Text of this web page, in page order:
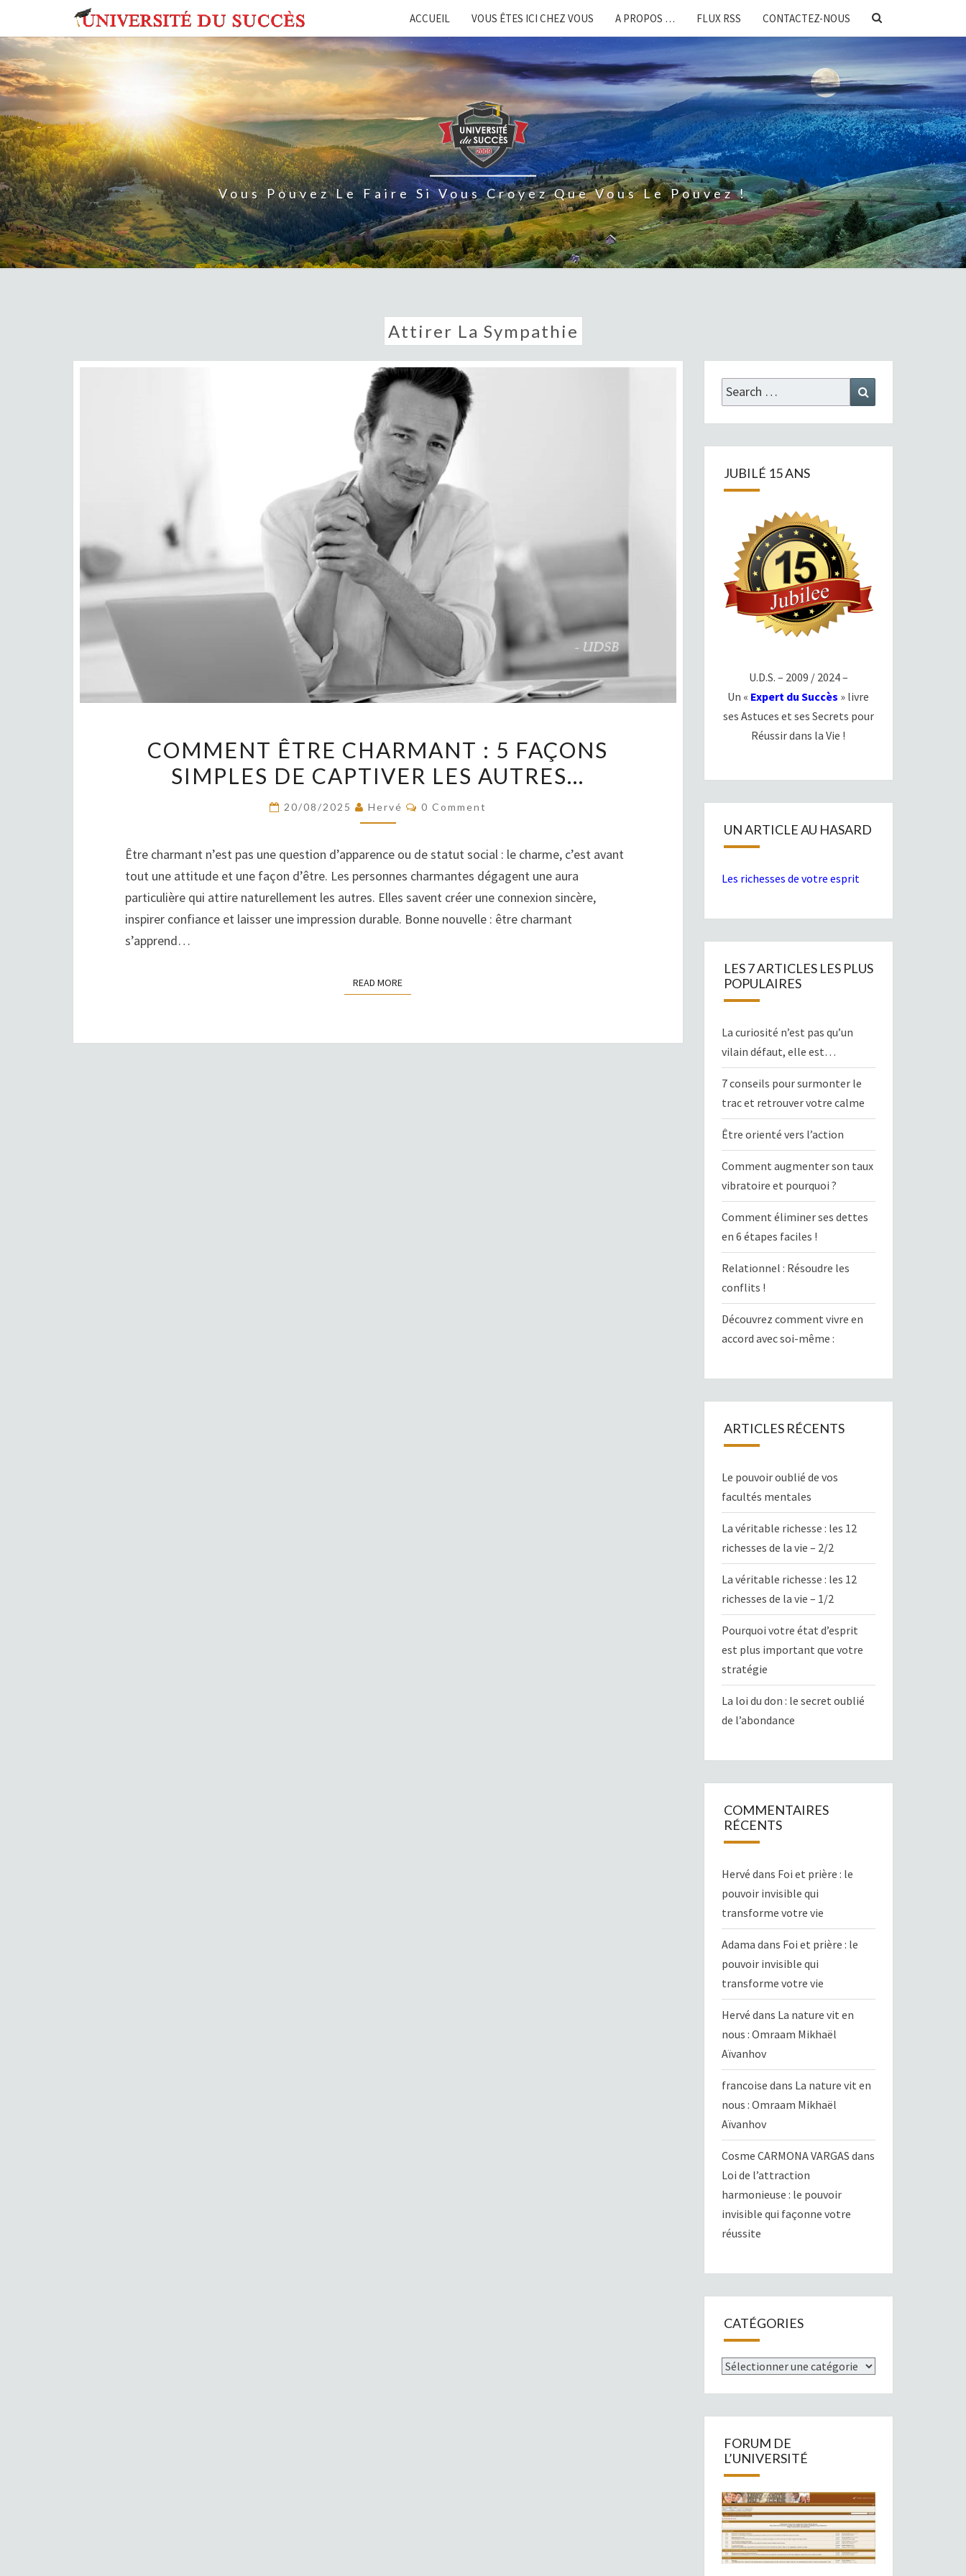
content
ACCUEIL VOUS ÊTES ICI CHEZ VOUS A PROPOS … FLUX RSS CONTACTEZ-NOUS
SEARCH
Vous Pouvez Le Faire Si Vous Croyez Que Vous Le Pouvez !
Attirer La Sympathie
ÊTRE
CHARMANT
5
SIMPLES
DE
CAPTIVER
LES
COMMENT ÊTRE CHARMANT : 5 FAÇONS
SIMPLES DE CAPTIVER LES AUTRES…
20/08/2025 Hervé COMMENTS
0 Comment
Être charmant n’est pas une question d’apparence ou de statut social : le charme, c’est avant
tout une attitude et une façon d’être. Les personnes charmantes dégagent une aura
particulière qui attire naturellement les autres. Elles savent créer une connexion sincère,
inspirer confiance et laisser une impression durable. Bonne nouvelle : être charmant
s’apprend…
READ MOREREAD MORE
Search
for:
JUBILÉ 15 ANS
U.D.S. – 2009 / 2024 –
Un « Expert du Succès » livre
ses Astuces et ses Secrets pour
Réussir dans la Vie !
UN ARTICLE AU HASARD
Les richesses de votre esprit
LES 7 ARTICLES LES PLUS
POPULAIRES
La curiosité n’est pas qu’un
vilain défaut, elle est…
7 conseils pour surmonter le
trac et retrouver votre calme
Être orienté vers l’action
Comment augmenter son taux
vibratoire et pourquoi ?
Comment éliminer ses dettes
en 6 étapes faciles !
Relationnel : Résoudre les
conflits !
Découvrez comment vivre en
accord avec soi-même :
ARTICLES RÉCENTS
Le pouvoir oublié de vos
facultés mentales
La véritable richesse : les 12
richesses de la vie – 2/2
La véritable richesse : les 12
richesses de la vie – 1/2
Pourquoi votre état d’esprit
est plus important que votre
stratégie
La loi du don : le secret oublié
de l’abondance
COMMENTAIRES
RÉCENTS
Hervé dans Foi et prière : le
pouvoir invisible qui
transforme votre vie
Adama dans Foi et prière : le
pouvoir invisible qui
transforme votre vie
Hervé dans La nature vit en
nous : Omraam Mikhaël
Aïvanhov
francoise dans La nature vit en
nous : Omraam Mikhaël
Aïvanhov
Cosme CARMONA VARGAS dans
Loi de l’attraction
harmonieuse : le pouvoir
invisible qui façonne votre
réussite
CATÉGORIES
Catégories
FORUM DE
L’UNIVERSITÉ